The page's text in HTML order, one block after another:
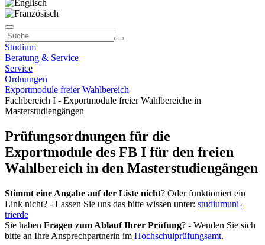
Studium
Beratung & Service
Service
Ordnungen
Exportmodule freier Wahlbereich
Fachbereich I - Exportmodule freier Wahlbereiche in
Masterstudiengängen
Prüfungsordnungen für die
Exportmodule des FB I für den freien
Wahlbereich in den Masterstudiengängen
Stimmt eine Angabe auf der Liste nicht? Oder funktioniert ein
Link nicht? - Lassen Sie uns das bitte wissen unter: studiumuni-
trierde
Sie haben Fragen zum Ablauf Ihrer Prüfung? - Wenden Sie sich
bitte an Ihre Ansprechpartnerin im Hochschulprüfungsamt.